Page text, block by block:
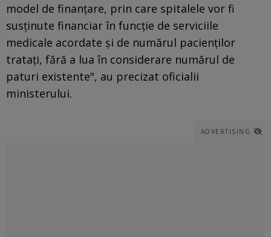
model de finanţare, prin care spitalele vor fi
susţinute financiar în funcţie de serviciile
medicale acordate şi de numărul pacienţilor
trataţi, fără a lua în considerare numărul de
paturi existente", au precizat oficialii
ministerului.
ADVERTISING